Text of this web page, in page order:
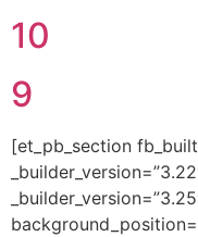
10
9
[et_pb_section